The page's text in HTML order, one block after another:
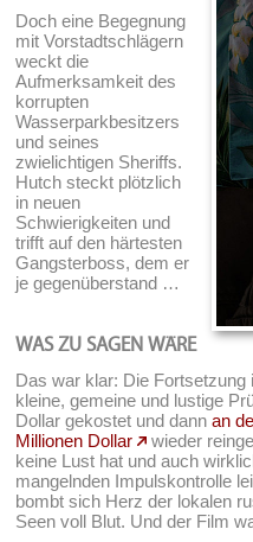
Doch eine Begegnung
mit Vorstadtschlägern
weckt die
Aufmerksamkeit des
korrupten
Wasserparkbesitzers
und seines
zwielichtigen Sheriffs.
Hutch steckt plötzlich
in neuen
Schwierigkeiten und
trifft auf den härtesten
Gangsterboss, dem er
je gegenüberstand …
WAS ZU SAGEN WÄRE
Das war klar: Die
kleine, gemeine und lustige
Dollar gekostet und dannan
Millionen Dollar
wieder
keine Lust hat und auch
mangelnden Impulskontrolle
bombt sich Herz der lokalen
Seen voll Blut. Und der Film